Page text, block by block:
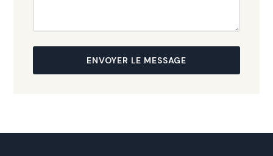
ENVOYER LE MESSAGE